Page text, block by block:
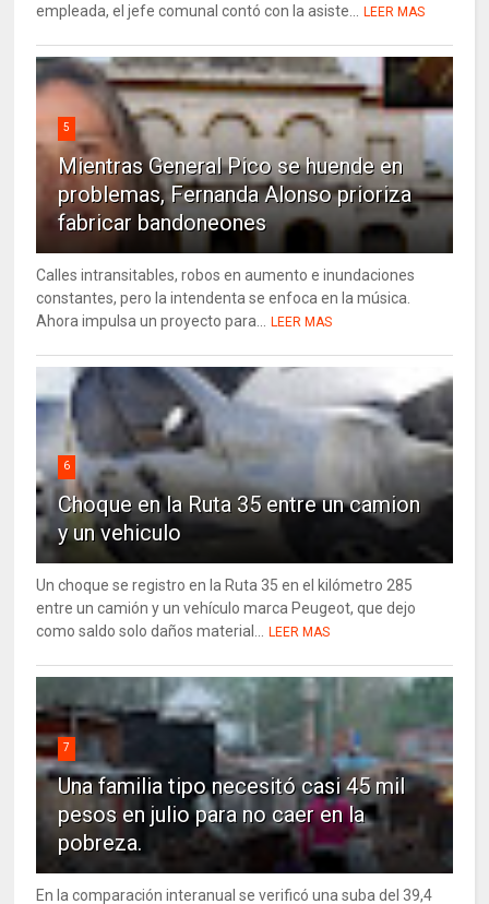
empleada, el jefe comunal contó con la asiste...
LEER MAS
5
Mientras General Pico se huende en
problemas, Fernanda Alonso prioriza
fabricar bandoneones
Calles intransitables, robos en aumento e inundaciones
constantes, pero la intendenta se enfoca en la música.
Ahora impulsa un proyecto para...
LEER MAS
6
Choque en la Ruta 35 entre un camion
y un vehiculo
Un choque se registro en la Ruta 35 en el kilómetro 285
entre un camión y un vehículo marca Peugeot, que dejo
como saldo solo daños material...
LEER MAS
7
Una familia tipo necesitó casi 45 mil
pesos en julio para no caer en la
pobreza.
En la comparación interanual se verificó una suba del 39,4